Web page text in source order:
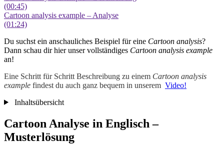
(00:45)
Cartoon analysis example – Analyse
(01:24)
Du suchst ein anschauliches Beispiel für eine Cartoon analysis?
Dann schau dir hier unser vollständiges Cartoon analysis example
an!
Eine Schritt für Schritt Beschreibung zu einem Cartoon analysis
example findest du auch ganz bequem in unserem Video!
Inhaltsübersicht
Cartoon Analyse in Englisch –
Musterlösung